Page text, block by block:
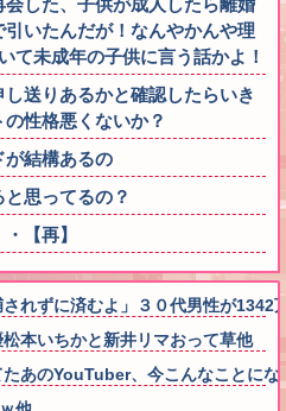
した、子供が成人したら離婚
いたんだが！なんやかんや理
て未成年の子供に言う話かよ！
送りあるかと確認したらいき
性格悪くないか？
が結構あるの
思ってるの？
【再】
れずに済むよ」３０代男性が1342
本いちかと新井リマおって草他
たあのYouTuber、今こんなことに